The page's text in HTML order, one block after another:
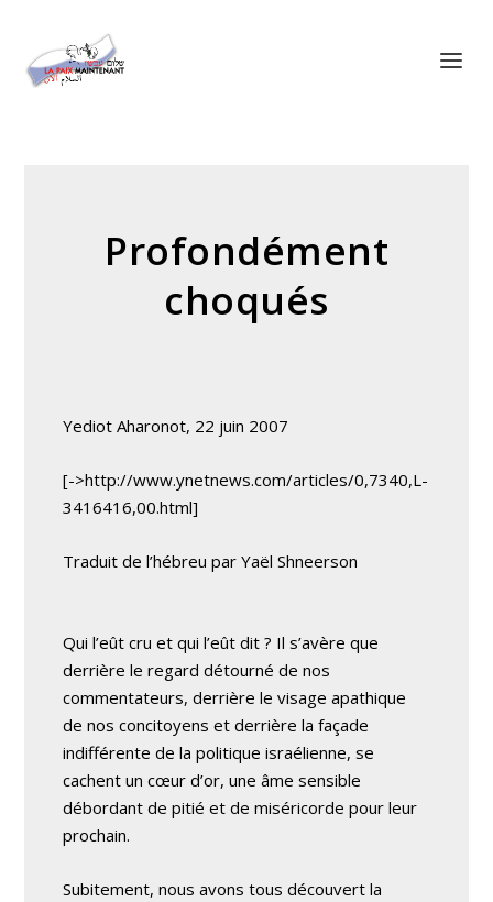
Profondément
choqués
Yediot Aharonot, 22 juin 2007
[->http://www.ynetnews.com/articles/0,7340,L-
3416416,00.html]
Traduit de l’hébreu par Yaël Shneerson
Qui l’eût cru et qui l’eût dit ? Il s’avère que
derrière le regard détourné de nos
commentateurs, derrière le visage apathique
de nos concitoyens et derrière la façade
indifférente de la politique israélienne, se
cachent un cœur d’or, une âme sensible
débordant de pitié et de miséricorde pour leur
prochain.
Subitement, nous avons tous découvert la